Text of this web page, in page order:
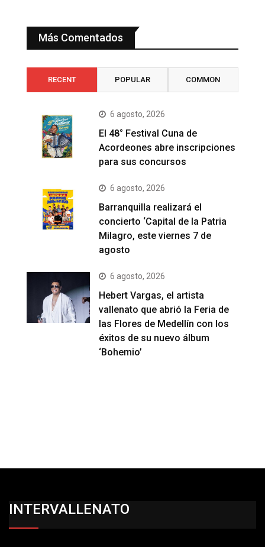
Más Comentados
RECENT POPULAR COMMON
6 agosto, 2026
El 48° Festival Cuna de
Acordeones abre inscripciones
para sus concursos
6 agosto, 2026
Barranquilla realizará el
concierto ‘Capital de la Patria
Milagro, este viernes 7 de
agosto
6 agosto, 2026
Hebert Vargas, el artista
vallenato que abrió la Feria de
las Flores de Medellín con los
éxitos de su nuevo álbum
‘Bohemio’
INTERVALLENATO